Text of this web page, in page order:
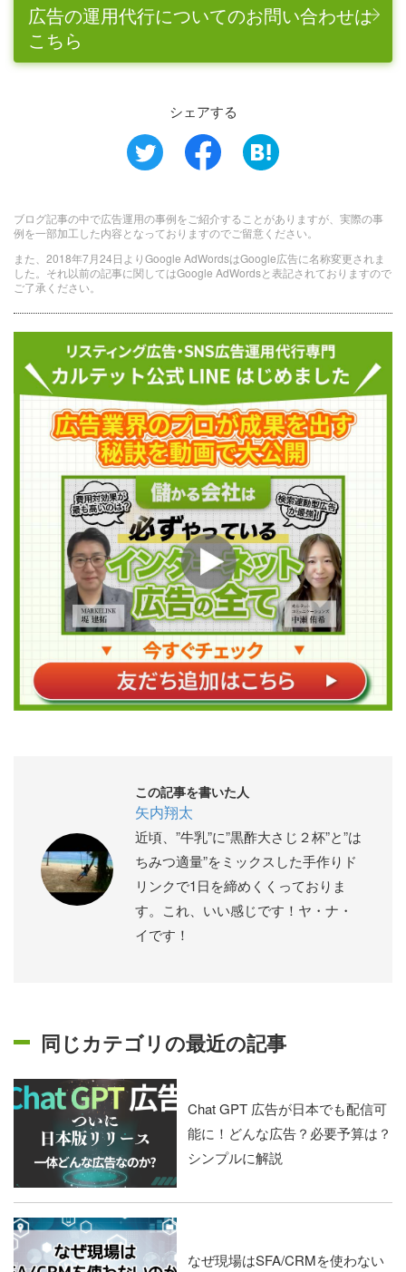
広告の運用代行についてのお問い合わせは
こちら
シェアする
ブログ記事の中で広告運用の事例をご紹介することがありますが、実際の事
例を一部加工した内容となっておりますのでご留意ください。
また、2018年7月24日よりGoogle AdWordsはGoogle広告に名称変更されま
した。それ以前の記事に関してはGoogle AdWordsと表記されておりますので
ご了承ください。
この記事を書いた人
矢内翔太
近頃、”牛乳”に”黒酢大さじ２杯”と”は
ちみつ適量”をミックスした手作りド
リンクで1日を締めくくっておりま
す。これ、いい感じです！ヤ・ナ・
イです！
同じカテゴリの最近の記事
Chat GPT 広告が日本でも配信可
能に！どんな広告？必要予算は？
シンプルに解説
なぜ現場はSFA/CRMを使わない